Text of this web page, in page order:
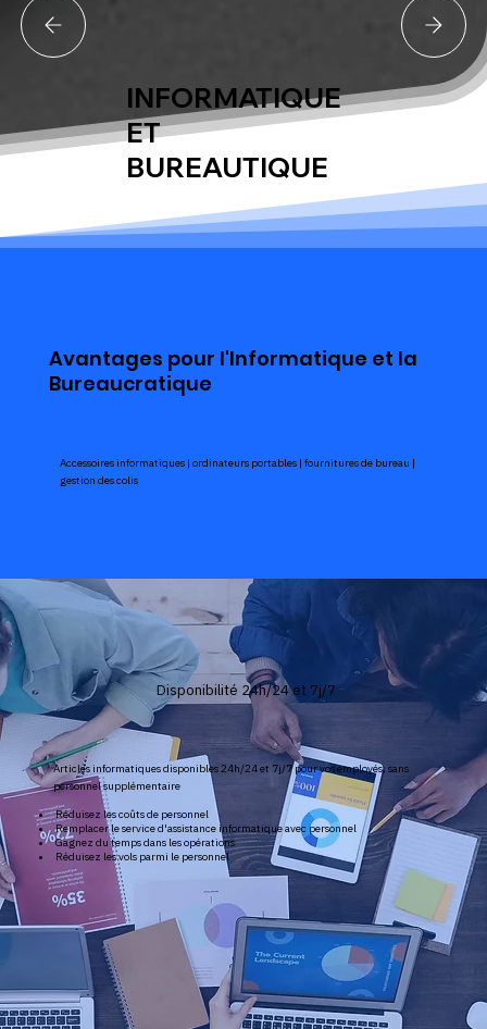
INFORMATIQUE
ET
BUREAUTIQUE
Avantages pour l'Informatique et la
Bureaucratique
Accessoires informatiques | ordinateurs portables | fournitures de bureau |
gestion des colis
Disponibilité 24h/24 et 7j/7
Articles informatiques disponibles 24h/24 et 7j/7 pour vos employés, sans
personnel supplémentaire
Réduisez les coûts de personnel
Remplacer le service d'assistance informatique avec personnel
Gagnez du temps dans les opérations
Réduisez les vols parmi le personnel